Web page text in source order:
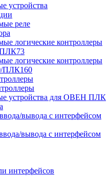
устройства
реле
логические контроллеры
логические контроллеры
устройства для ОВЕН ПЛК
вывода с интерфейсом
вывода с интерфейсом
интерфейсов